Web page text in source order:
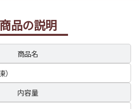
商品の説明
商品名
内容量